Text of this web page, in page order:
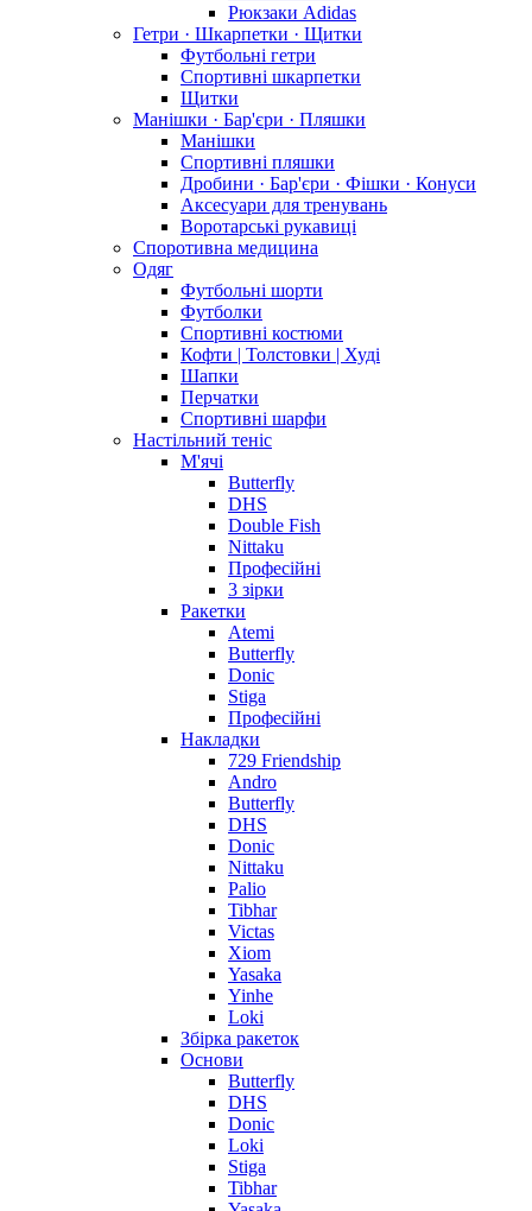
Рюкзаки Adidas
Гетри · Шкарпетки · Щитки
Футбольні гетри
Спортивні шкарпетки
Щитки
Манішки · Бар'єри · Пляшки
Манішки
Спортивні пляшки
Дробини · Бар'єри · Фішки · Конуси
Аксесуари для тренувань
Воротарські рукавиці
Споротивна медицина
Одяг
Футбольні шорти
Футболки
Спортивні костюми
Кофти | Толстовки | Худі
Шапки
Перчатки
Спортивні шарфи
Настільний теніс
М'ячі
Butterfly
DHS
Double Fish
Nittaku
Професійні
3 зірки
Ракетки
Atemi
Butterfly
Donic
Stiga
Професійні
Накладки
729 Friendship
Andro
Butterfly
DHS
Donic
Nittaku
Palio
Tibhar
Victas
Xiom
Yasaka
Yinhe
Loki
Збірка ракеток
Основи
Butterfly
DHS
Donic
Loki
Stiga
Tibhar